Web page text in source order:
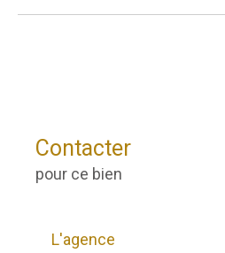
Contacter
pour ce bien
L'agence